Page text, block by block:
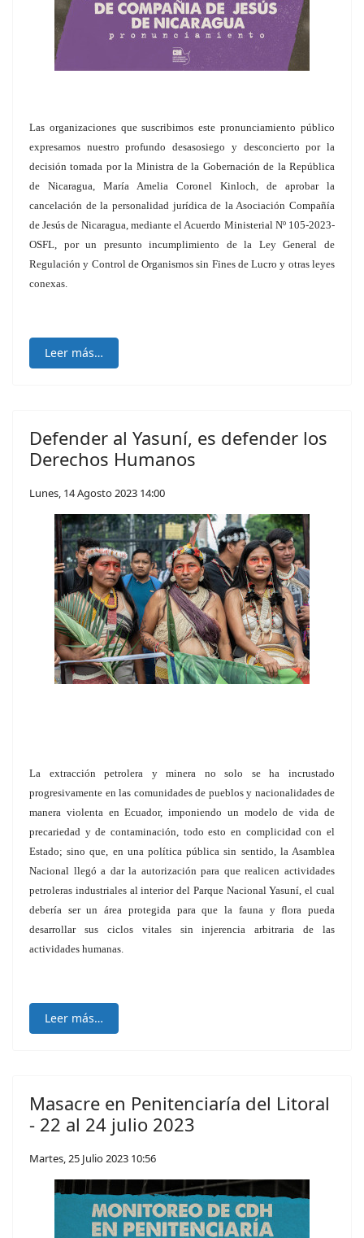
Las organizaciones que suscribimos este pronunciamiento público
expresamos nuestro profundo desasosiego y desconcierto por la
decisión tomada por la Ministra de la Gobernación de la República
de Nicaragua, María Amelia Coronel Kinloch, de aprobar la
cancelación de la personalidad jurídica de la Asociación Compañía
de Jesús de Nicaragua, mediante el Acuerdo Ministerial Nº 105-2023-
OSFL, por un presunto incumplimiento de la Ley General de
Regulación y Control de Organismos sin Fines de Lucro y otras leyes
conexas.
Leer más…
Defender al Yasuní, es defender los
Derechos Humanos
Lunes, 14 Agosto 2023 14:00
La extracción petrolera y minera no solo se ha incrustado
progresivamente en las comunidades de pueblos y nacionalidades de
manera violenta en Ecuador, imponiendo un modelo de vida de
precariedad y de contaminación, todo esto en complicidad con el
Estado; sino que, en una política pública sin sentido, la Asamblea
Nacional llegó a dar la autorización para que realicen actividades
petroleras industriales al interior del Parque Nacional Yasuní, el cual
debería ser un área protegida para que la fauna y flora pueda
desarrollar sus ciclos vitales sin injerencia arbitraria de las
actividades humanas.
Leer más…
Masacre en Penitenciaría del Litoral
- 22 al 24 julio 2023
Martes, 25 Julio 2023 10:56